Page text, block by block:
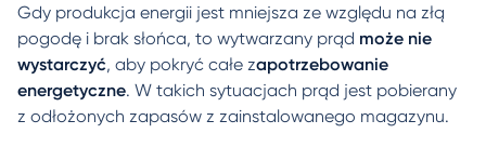
Gdy produkcja energii jest mniejsza ze względu na złą
pogodę i brak słońca, to wytwarzany prąd może nie
wystarczyć, aby pokryć całe zapotrzebowanie
energetyczne. W takich sytuacjach prąd jest pobierany
z odłożonych zapasów z zainstalowanego magazynu.